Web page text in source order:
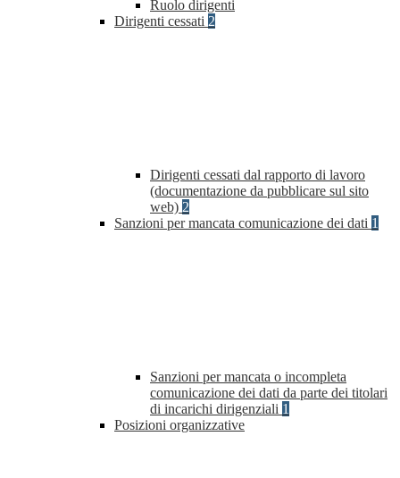
Ruolo dirigenti
Dirigenti cessati 2
Dirigenti cessati dal rapporto di lavoro
(documentazione da pubblicare sul sito
web) 2
Sanzioni per mancata comunicazione dei dati 1
Sanzioni per mancata o incompleta
comunicazione dei dati da parte dei titolari
di incarichi dirigenziali 1
Posizioni organizzative